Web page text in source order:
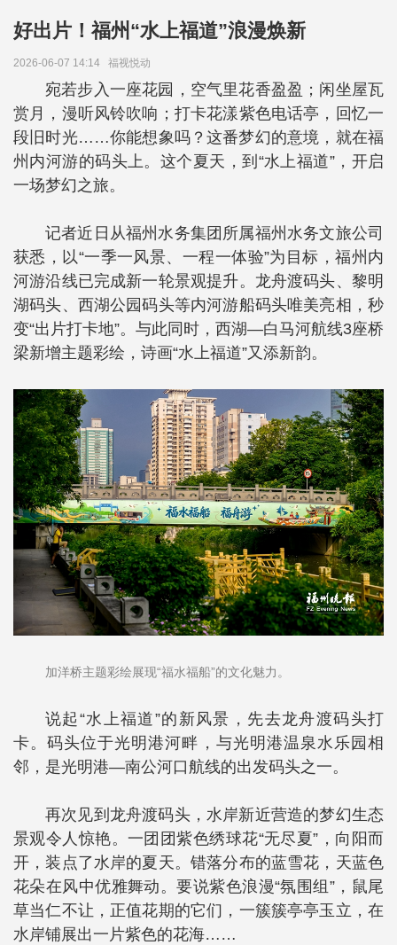
好出片！福州“水上福道”浪漫焕新
2026-06-07 14:14 福视悦动
宛若步入一座花园，空气里花香盈盈；闲坐屋瓦
赏月，漫听风铃吹响；打卡花漾紫色电话亭，回忆一
段旧时光……你能想象吗？这番梦幻的意境，就在福
州内河游的码头上。这个夏天，到“水上福道”，开启
一场梦幻之旅。
记者近日从福州水务集团所属福州水务文旅公司
获悉，以“一季一风景、一程一体验”为目标，福州内
河游沿线已完成新一轮景观提升。龙舟渡码头、黎明
湖码头、西湖公园码头等内河游船码头唯美亮相，秒
变“出片打卡地”。与此同时，西湖—白马河航线3座桥
梁新增主题彩绘，诗画“水上福道”又添新韵。
加洋桥主题彩绘展现“福水福船”的文化魅力。
说起“水上福道”的新风景，先去龙舟渡码头打
卡。码头位于光明港河畔，与光明港温泉水乐园相
邻，是光明港—南公河口航线的出发码头之一。
再次见到龙舟渡码头，水岸新近营造的梦幻生态
景观令人惊艳。一团团紫色绣球花“无尽夏”，向阳而
开，装点了水岸的夏天。错落分布的蓝雪花，天蓝色
花朵在风中优雅舞动。要说紫色浪漫“氛围组”，鼠尾
草当仁不让，正值花期的它们，一簇簇亭亭玉立，在
水岸铺展出一片紫色的花海……